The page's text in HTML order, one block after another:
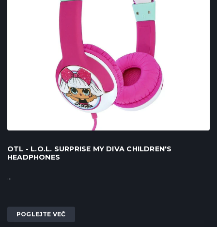
OTL - L.O.L. SURPRISE MY DIVA CHILDREN'S
HEADPHONES
...
POGLEJTE VEČ